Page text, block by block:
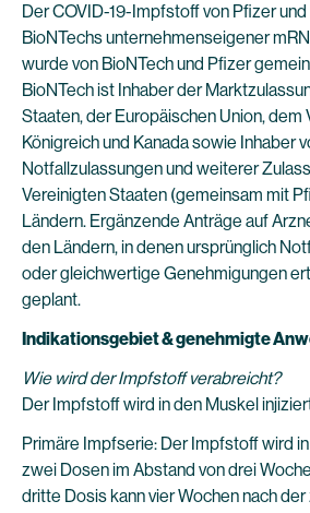
Der COVID-19-Impfstoff von Pfizer
BioNTechs unternehmenseigener
wurde von BioNTech und Pfizer
BioNTech ist Inhaber der
Staaten, der Europäischen Union, dem
Königreich und Kanada sowie Inhaber
Notfallzulassungen und weiterer
Vereinigten Staaten (gemeinsam mit
Ländern. Ergänzende Anträge auf
den Ländern, in denen ursprünglich
oder gleichwertige Genehmigungen
geplant.
Indikationsgebiet & genehmigte
Wie wird der Impfstoff verabreicht?
Der Impfstoff wird in den Muskel
Primäre Impfserie: Der Impfstoff wird
zwei Dosen im Abstand von drei
dritte Dosis kann vier Wochen nach